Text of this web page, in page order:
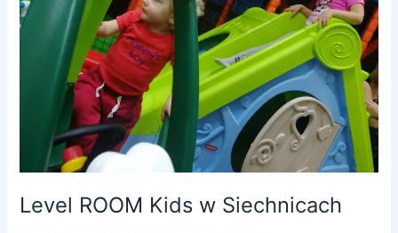
Level ROOM Kids w Siechnicach